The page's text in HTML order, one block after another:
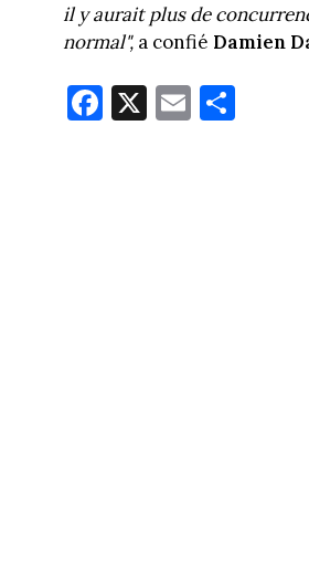
il y aurait plus de
normal", a confié Damien
Fa
ce
X E
m
Pa